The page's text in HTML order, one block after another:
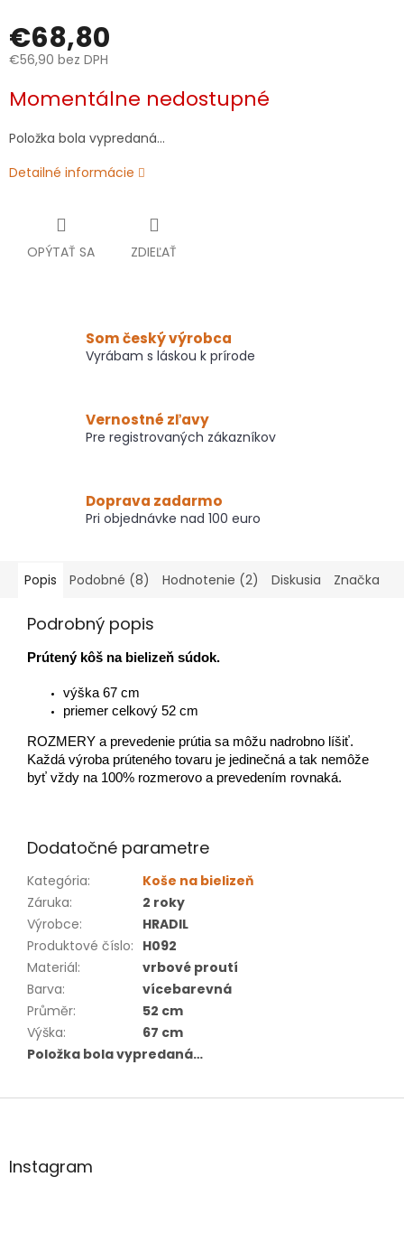
€68,80
€56,90 bez DPH
cena:
Momentálne nedostupné
Položka bola vypredaná…
Detailné informácie
OPÝTAŤ SA ZDIEĽAŤ
Som český výrobca
Vyrábam s láskou k prírode
Vernostné zľavy
Pre registrovaných zákazníkov
Doprava zadarmo
Pri objednávke nad 100 euro
Popis Podobné (8) Hodnotenie (2) Diskusia Značka
Podrobný popis
Prútený kôš na bielizeň súdok.
výška 67 cm
priemer celkový 52 cm
ROZMERY a prevedenie prútia sa môžu nadrobno líšiť.
Každá výroba prúteného tovaru je jedinečná a tak nemôže
byť vždy na 100% rozmerovo a prevedením rovnaká.
Dodatočné parametre
Kategória:
Koše na bielizeň
Záruka:
2 roky
Výrobce:
HRADIL
Produktové číslo: H092
Materiál:
vrbové proutí
Barva:
vícebarevná
Průměr:
52 cm
Výška:
67 cm
Položka bola vypredaná…
Z
äInstagram